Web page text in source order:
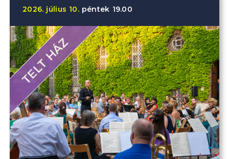
2026. július 10. péntek 19.00
TELT HÁZ